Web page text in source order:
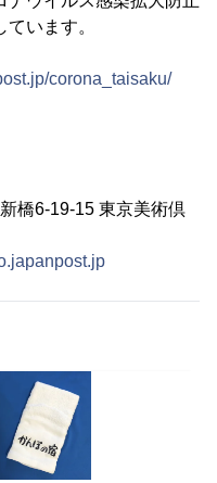
います。
corona_taisaku/
橋6-19-15 東京美術倶